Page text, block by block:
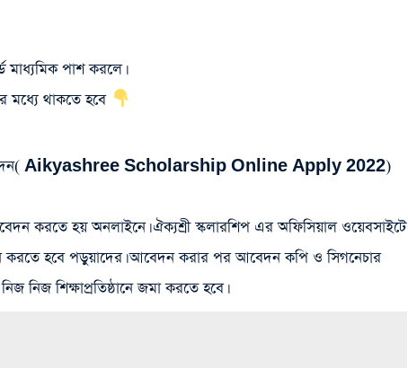
মাধ্যমিক পাশ করলে।
থাকতে হবে
আবেদন( Aikyashree Scholarship Online Apply 2022)
করতে হয় অনলাইনে। ঐক্যশ্রী স্কলারশিপ এর অফিসিয়াল ওয়েবসাইটে
হবে পড়ুয়াদের। আবেদন করার পর আবেদন কপি ও সিগনেচার
নিজ শিক্ষাপ্রতিষ্ঠানে জমা করতে হবে।